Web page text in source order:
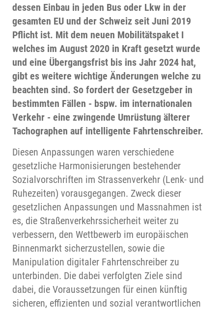
dessen Einbau in jeden Bus oder Lkw in der
gesamten EU und der Schweiz seit Juni 2019
Pflicht ist. Mit dem neuen Mobilitätspaket I
welches im August 2020 in Kraft gesetzt wurde
und eine Übergangsfrist bis ins Jahr 2024 hat,
gibt es weitere wichtige Änderungen welche zu
beachten sind. So fordert der Gesetzgeber in
bestimmten Fällen - bspw. im internationalen
Verkehr - eine zwingende Umrüstung älterer
Tachographen auf intelligente Fahrtenschreiber.
Diesen Anpassungen waren verschiedene
gesetzliche Harmonisierungen bestehender
Sozialvorschriften im Strassenverkehr (Lenk- und
Ruhezeiten) vorausgegangen. Zweck dieser
gesetzlichen Anpassungen und Massnahmen ist
es, die Straßenverkehrssicherheit weiter zu
verbessern, den Wettbewerb im europäischen
Binnenmarkt sicherzustellen, sowie die
Manipulation digitaler Fahrtenschreiber zu
unterbinden. Die dabei verfolgten Ziele sind
dabei, die Voraussetzungen für einen künftig
sicheren, effizienten und sozial verantwortlichen